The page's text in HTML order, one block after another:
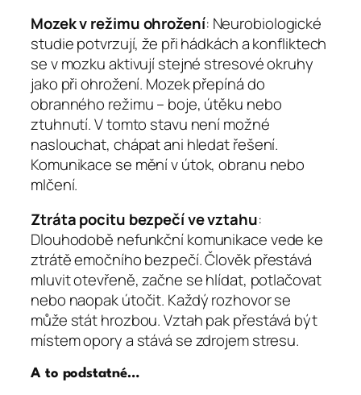
Mozek v režimu ohrožení: Neurobiologické
studie potvrzují, že při hádkách a konfliktech
se v mozku aktivují stejné stresové okruhy
jako při ohrožení. Mozek přepíná do
obranného režimu – boje, útěku nebo
ztuhnutí. V tomto stavu není možné
naslouchat, chápat ani hledat řešení.
Komunikace se mění v útok, obranu nebo
mlčení.
Ztráta pocitu bezpečí ve vztahu:
Dlouhodobě nefunkční komunikace vede ke
ztrátě emočního bezpečí. Člověk přestává
mluvit otevřeně, začne se hlídat, potlačovat
nebo naopak útočit. Každý rozhovor se
může stát hrozbou. Vztah pak přestává být
místem opory a stává se zdrojem stresu.
A to podstatné…